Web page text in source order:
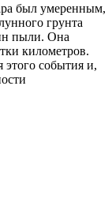
был умеренным,
грунта
пыли. Она
километров.
события и,